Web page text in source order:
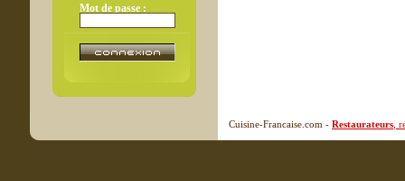
Mot de passe :
Cuisine-Francaise.com - Restaurateurs ,